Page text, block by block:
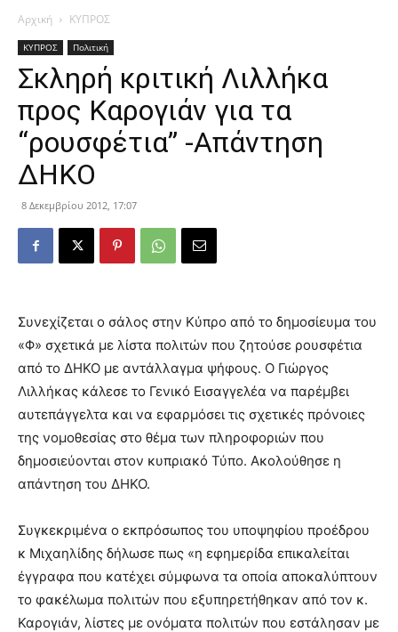
Αρχική ΚΥΠΡΟΣ
ΚΥΠΡΟΣ Πολιτική
Σκληρή κριτική Λιλλήκα
προς Καρογιάν για τα
“ρουσφέτια” -Απάντηση
ΔΗΚΟ
8 Δεκεμβρίου 2012, 17:07
Συνεχίζεται ο σάλος στην Κύπρο από το δημοσίευμα του
«Φ» σχετικά με λίστα πολιτών που ζητούσε ρουσφέτια
από το ΔΗΚΟ με αντάλλαγμα ψήφους. Ο Γιώργος
Λιλλήκας κάλεσε το Γενικό Εισαγγελέα να παρέμβει
αυτεπάγγελτα και να εφαρμόσει τις σχετικές πρόνοιες
της νομοθεσίας στο θέμα των πληροφοριών που
δημοσιεύονται στον κυπριακό Τύπο. Ακολούθησε η
απάντηση του ΔΗΚΟ.
Συγκεκριμένα ο εκπρόσωπος του υποψηφίου προέδρου
κ Μιχαηλίδης δήλωσε πως «η εφημερίδα επικαλείται
έγγραφα που κατέχει σύμφωνα τα οποία αποκαλύπτουν
το φακέλωμα πολιτών που εξυπηρετήθηκαν από τον κ.
Καρογιάν, λίστες με ονόματα πολιτών που εστάλησαν με